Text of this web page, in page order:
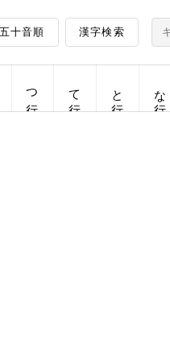
五十音順 漢字検索
つ行 て行 と行 な行